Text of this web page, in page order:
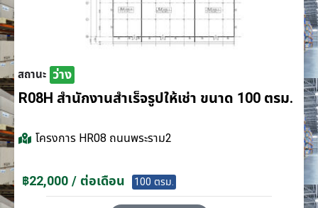
สถานะ ว่าง
R08H สำนักงานสำเร็จรูปให้เช่า ขนาด 100 ตรม.
โครงการ HR08 ถนนพระราม2
฿22,000 / ต่อเดือน 100 ตรม.